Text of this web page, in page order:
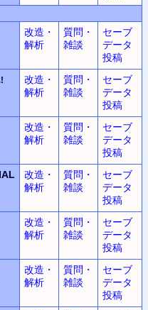
改造・
解析
質問・
雑談
セーブ
データ
投稿
改造・
解析
質問・
雑談
セーブ
データ
投稿
改造・
解析
質問・
雑談
セーブ
データ
投稿
改造・
解析
質問・
雑談
セーブ
データ
投稿
改造・
解析
質問・
雑談
セーブ
データ
投稿
改造・
解析
質問・
雑談
セーブ
データ
投稿